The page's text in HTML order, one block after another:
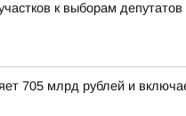
к выборам
705 млрд рублей и